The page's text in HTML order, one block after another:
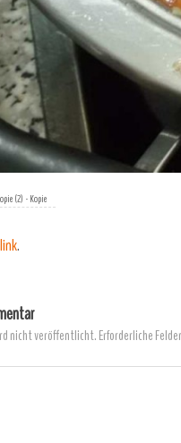
(2) - Kopie
.
nicht veröffentlicht.Erforderliche